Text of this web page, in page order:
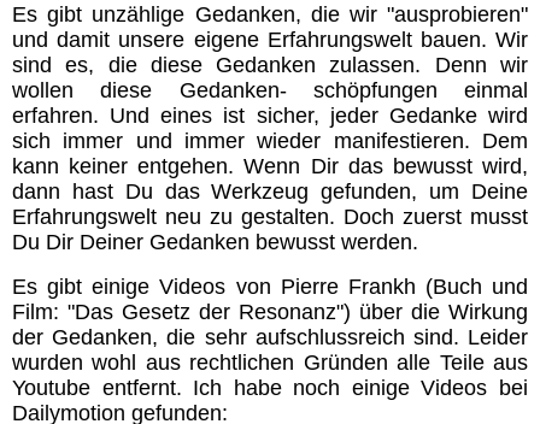
Es gibt unzählige Gedanken, die wir "ausprobieren"
und damit unsere eigene Erfahrungswelt bauen. Wir
sind es, die diese Gedanken zulassen. Denn wir
wollen diese Gedanken- schöpfungen einmal
erfahren. Und eines ist sicher, jeder Gedanke wird
sich immer und immer wieder manifestieren. Dem
kann keiner entgehen. Wenn Dir das bewusst wird,
dann hast Du das Werkzeug gefunden, um Deine
Erfahrungswelt neu zu gestalten. Doch zuerst musst
Du Dir Deiner Gedanken bewusst werden.
Es gibt einige Videos von Pierre Frankh (Buch und
Film: "Das Gesetz der Resonanz") über die Wirkung
der Gedanken, die sehr aufschlussreich sind. Leider
wurden wohl aus rechtlichen Gründen alle Teile aus
Youtube entfernt. Ich habe noch einige Videos bei
Dailymotion gefunden: